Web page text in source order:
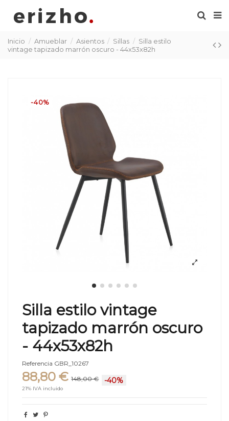
Inicio Amueblar Asientos Sillas
Silla estilo
vintage tapizado marrón oscuro - 44x53x82h
-40%
Silla estilo vintage
tapizado marrón oscuro
- 44x53x82h
Referencia GBR_10267
88,80 € 148,00 € -40%
21% IVA incluido